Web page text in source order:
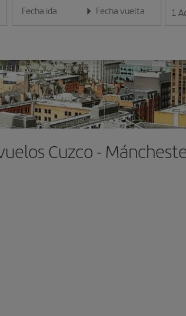
Fecha ida
Introduce la fecha en formato día/mes/año
Fecha vuelta
Introduce la fecha en 1
Cuzco -